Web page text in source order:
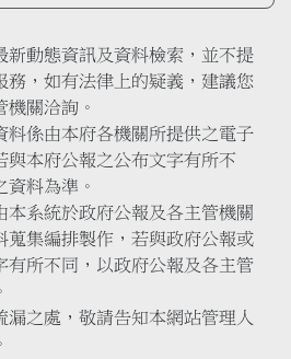
新動態資訊及資料檢索，並不提
務，如有法律上的疑義，建議您
關洽詢。
料係由本府各機關所提供之電子
與本府公報之公布文字有所不
資料為準。
本系統於政府公報及各主管機關
蒐集編排製作，若與政府公報或
有所不同，以政府公報及各主管
漏之處，敬請告知本網站管理人